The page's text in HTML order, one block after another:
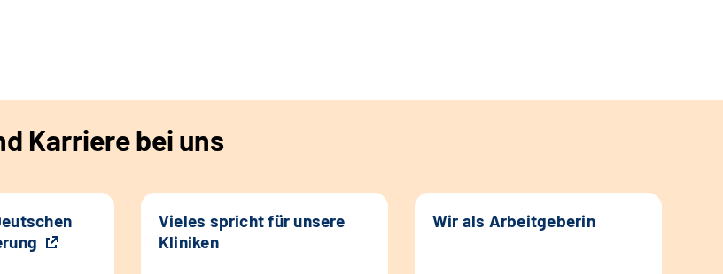
Karriere bei uns
Vieles spricht für unsere
Kliniken
Wir als Arbeitgeberin